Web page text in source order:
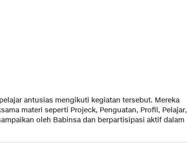
antusias mengikuti kegiatan tersebut. Mereka
materi seperti Projeck, Penguatan, Profil, Pelajar,
oleh Babinsa dan berpartisipasi aktif dalam